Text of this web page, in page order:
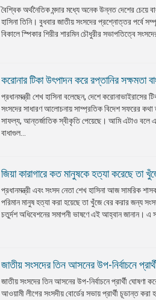
বৈশ্বিক অর্থনৈতিক মন্দার মধ্যে অনেক উন্নত দেশের চেয়ে
হাসিনা তিনি। বুধবার জাতীয় সংসদের প্রশ্নোত্তর পর্বে
বিকালে স্পিকার শিরীর শারমিন চৌধুরীর সভাপতিত্বে
করোনার টিকা উৎপাদন করে রপ্তানির সক্ষমতা
প্রধানমন্ত্রী শেখ হাসিনা বলেছেন, দেশে
সংসদের সাধারণ আলোচনায় সাম্প্রতিক বিদেশ সফরের
সাফল্য, আন্তর্জাতিক স্বীকৃতি পেয়েছে। আমি এটাও বলে
বাধাগুল...
জিয়া কারাগারে কত মানুষকে হত্যা করেছে তা
প্রধানমন্ত্রী এবং সংসদ নেতা শেখ হাসিনা আজ সামরিক
পরিমান মানুষ হত্যা করা হয়েছে তা খুঁজে বের করার জন্য
চতুর্দশ অধিবেশনের সমাপনী ভাষণে এই আহ্বান জানান। এ
জাতীয় সংসদের তিন আসনের উপ-নির্বাচনে
জাতীয় সংসদের তিন আসনের উপ-নির্বাচনে প্রার্থী ঘোষণা
আওয়ামী লীগের সংসদীয় বোর্ডের সভায় প্রার্থী চূডান্ত